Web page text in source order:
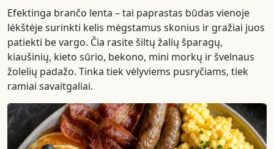
Efektinga brančo lenta – tai paprastas būdas vienoje
lėkštėje surinkti kelis mėgstamus skonius ir gražiai juos
patiekti be vargo. Čia rasite šiltų žalių šparagų,
kiaušinių, kieto sūrio, bekono, mini morkų ir švelnaus
žolelių padažo. Tinka tiek vėlyviems pusryčiams, tiek
ramiai savaitgaliai.